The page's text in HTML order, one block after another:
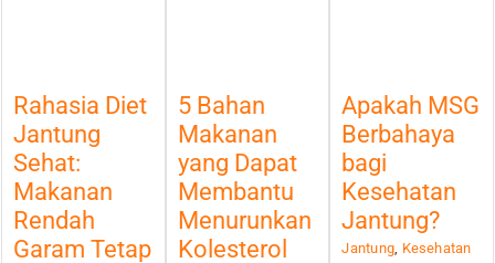
Rahasia Diet
Jantung
Sehat:
Makanan
Rendah
Garam Tetap
5 Bahan
Makanan
yang Dapat
Membantu
Menurunkan
Kolesterol
Apakah MSG
Berbahaya
bagi
Kesehatan
Jantung?
Jantung Kesehatan